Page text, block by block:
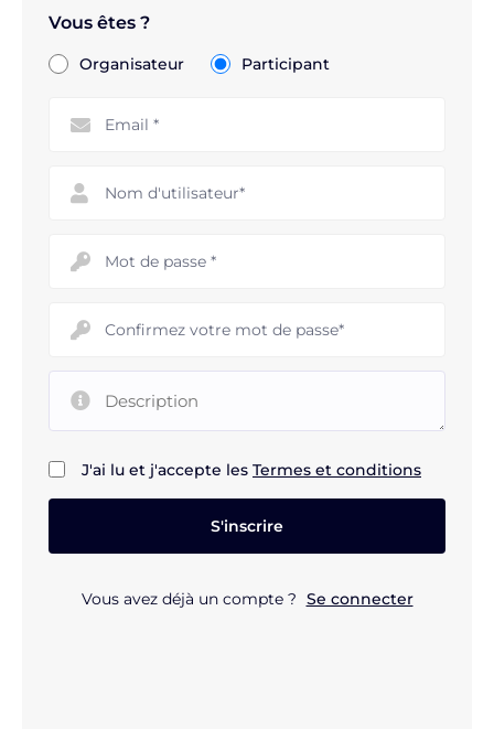
Vous êtes ?
Organisateur Participant
J'ai lu et j'accepte les Termes et conditions
Vous avez déjà un compte ? Se connecter